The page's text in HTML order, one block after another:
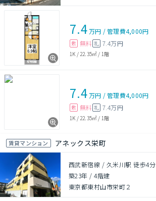
7.4万円 /管理費4,000円
敷 無料 礼 7.4万円
1K / 22.35㎡ / 1階
7.4万円 /管理費4,000円
敷 無料 礼 7.4万円
1K / 22.35㎡ / 1階
賃貸マンション アネックス栄町
西武新宿線 / 久米川駅 徒歩4分
築23年 /4階建
東京都東村山市栄町２